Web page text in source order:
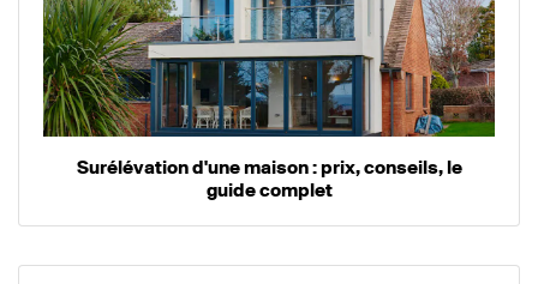
Surélévation d'une maison : prix, conseils, le
guide complet